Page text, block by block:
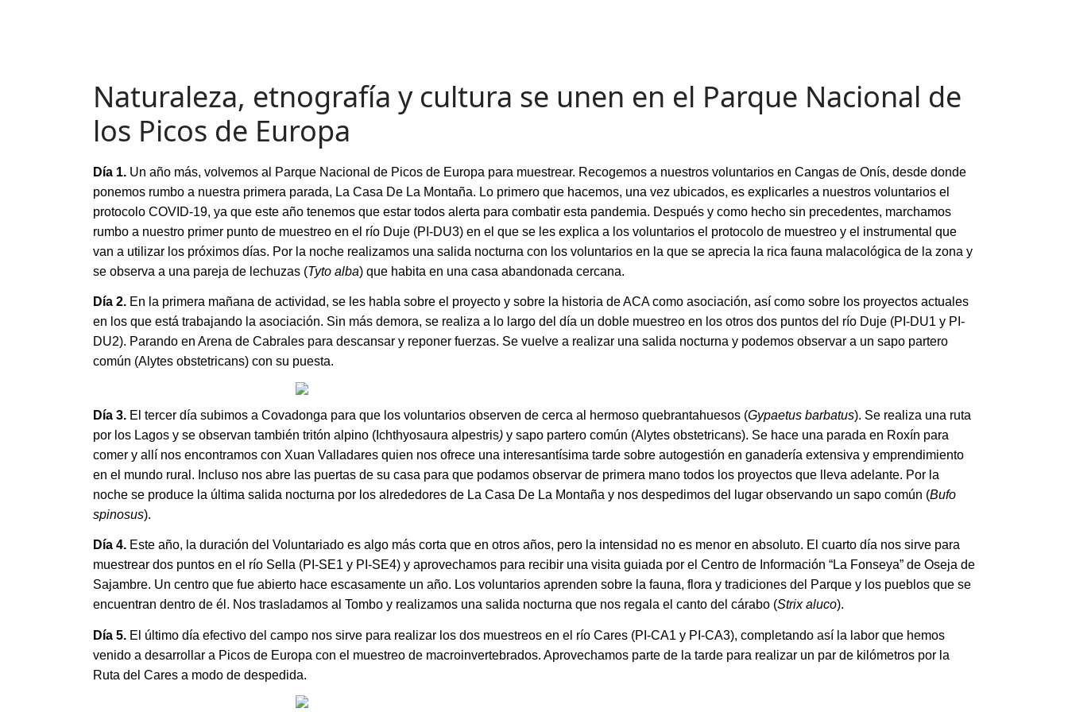
Naturaleza, etnografía y cultura se unen en el Parque Nacional de
los Picos de Europa
Día 1. Un año más, volvemos al Parque Nacional de Picos de Europa para muestrear. Recogemos a nuestros voluntarios en Cangas de Onís, desde donde
ponemos rumbo a nuestra primera parada, La Casa De La Montaña. Lo primero que hacemos, una vez ubicados, es explicarles a nuestros voluntarios el
protocolo COVID-19, ya que este año tenemos que estar todos alerta para combatir esta pandemia. Después y como hecho sin precedentes, marchamos
rumbo a nuestro primer punto de muestreo en el río Duje (PI-DU3) en el que se les explica a los voluntarios el protocolo de muestreo y el instrumental que
van a utilizar los próximos días. Por la noche realizamos una salida nocturna con los voluntarios en la que se aprecia la rica fauna malacológica de la zona y
se observa a una pareja de lechuzas (Tyto alba) que habita en una casa abandonada cercana.
Día 2. En la primera mañana de actividad, se les habla sobre el proyecto y sobre la historia de ACA como asociación, así como sobre los proyectos actuales
en los que está trabajando la asociación. Sin más demora, se realiza a lo largo del día un doble muestreo en los otros dos puntos del río Duje (PI-DU1 y PI-
DU2). Parando en Arena de Cabrales para descansar y reponer fuerzas. Se vuelve a realizar una salida nocturna y podemos observar a un sapo partero
común (Alytes obstetricans) con su puesta.
Día 3. El tercer día subimos a Covadonga para que los voluntarios observen de cerca al hermoso quebrantahuesos (Gypaetus barbatus). Se realiza una ruta
por los Lagos y se observan también tritón alpino (Ichthyosaura alpestris) y sapo partero común (Alytes obstetricans). Se hace una parada en Roxín para
comer y allí nos encontramos con Xuan Valladares quien nos ofrece una interesantísima tarde sobre autogestión en ganadería extensiva y emprendimiento
en el mundo rural. Incluso nos abre las puertas de su casa para que podamos observar de primera mano todos los proyectos que lleva adelante. Por la
noche se produce la última salida nocturna por los alrededores de La Casa De La Montaña y nos despedimos del lugar observando un sapo común (Bufo
spinosus).
Día 4. Este año, la duración del Voluntariado es algo más corta que en otros años, pero la intensidad no es menor en absoluto. El cuarto día nos sirve para
muestrear dos puntos en el río Sella (PI-SE1 y PI-SE4) y aprovechamos para recibir una visita guiada por el Centro de Información “La Fonseya” de Oseja de
Sajambre. Un centro que fue abierto hace escasamente un año. Los voluntarios aprenden sobre la fauna, flora y tradiciones del Parque y los pueblos que se
encuentran dentro de él. Nos trasladamos al Tombo y realizamos una salida nocturna que nos regala el canto del cárabo (Strix aluco).
Día 5. El último día efectivo del campo nos sirve para realizar los dos muestreos en el río Cares (PI-CA1 y PI-CA3), completando así la labor que hemos
venido a desarrollar a Picos de Europa con el muestreo de macroinvertebrados. Aprovechamos parte de la tarde para realizar un par de kilómetros por la
Ruta del Cares a modo de despedida.